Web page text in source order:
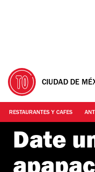
CIUDAD DE
RESTAURANTES Y CAFES
Date